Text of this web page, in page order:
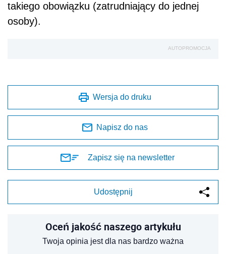
takiego obowiązku (zatrudniający do jednej
osoby).
AUTOPROMOCJA
Wersja do druku
Napisz do nas
Zapisz się na newsletter
Udostępnij
Oceń jakość naszego artykułu
Twoja opinia jest dla nas bardzo ważna